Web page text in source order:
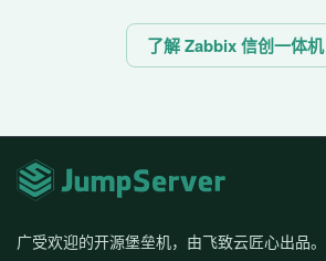
了解 Zabbix 信创一体机
广受欢迎的开源堡垒机，由飞致云匠心出品。